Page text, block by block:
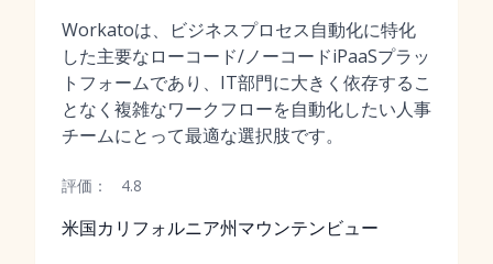
Workatoは、ビジネスプロセス自動化に特化
した主要なローコード/ノーコードiPaaSプラッ
トフォームであり、IT部門に大きく依存するこ
となく複雑なワークフローを自動化したい人事
チームにとって最適な選択肢です。
評価： 4.8
米国カリフォルニア州マウンテンビュー